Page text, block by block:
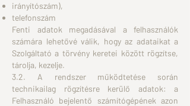
irányítószám),
telefonszám
Fenti adatok megadásával a felhasználók
számára lehetővé válik, hogy az adataikat a
Szolgáltató a törvény keretei között rögzítse,
tárolja, kezelje.
3.2. A rendszer működtetése során
technikailag rögzítésre kerülő adatok: a
Felhasználó bejelentő számítógépének azon